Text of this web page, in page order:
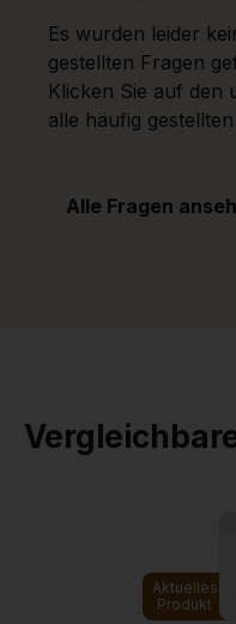
Es wurden leider
gestellten Fragen
Klicken Sie auf den
alle häufig
Alle Fragen
Aktuelles
Produkt